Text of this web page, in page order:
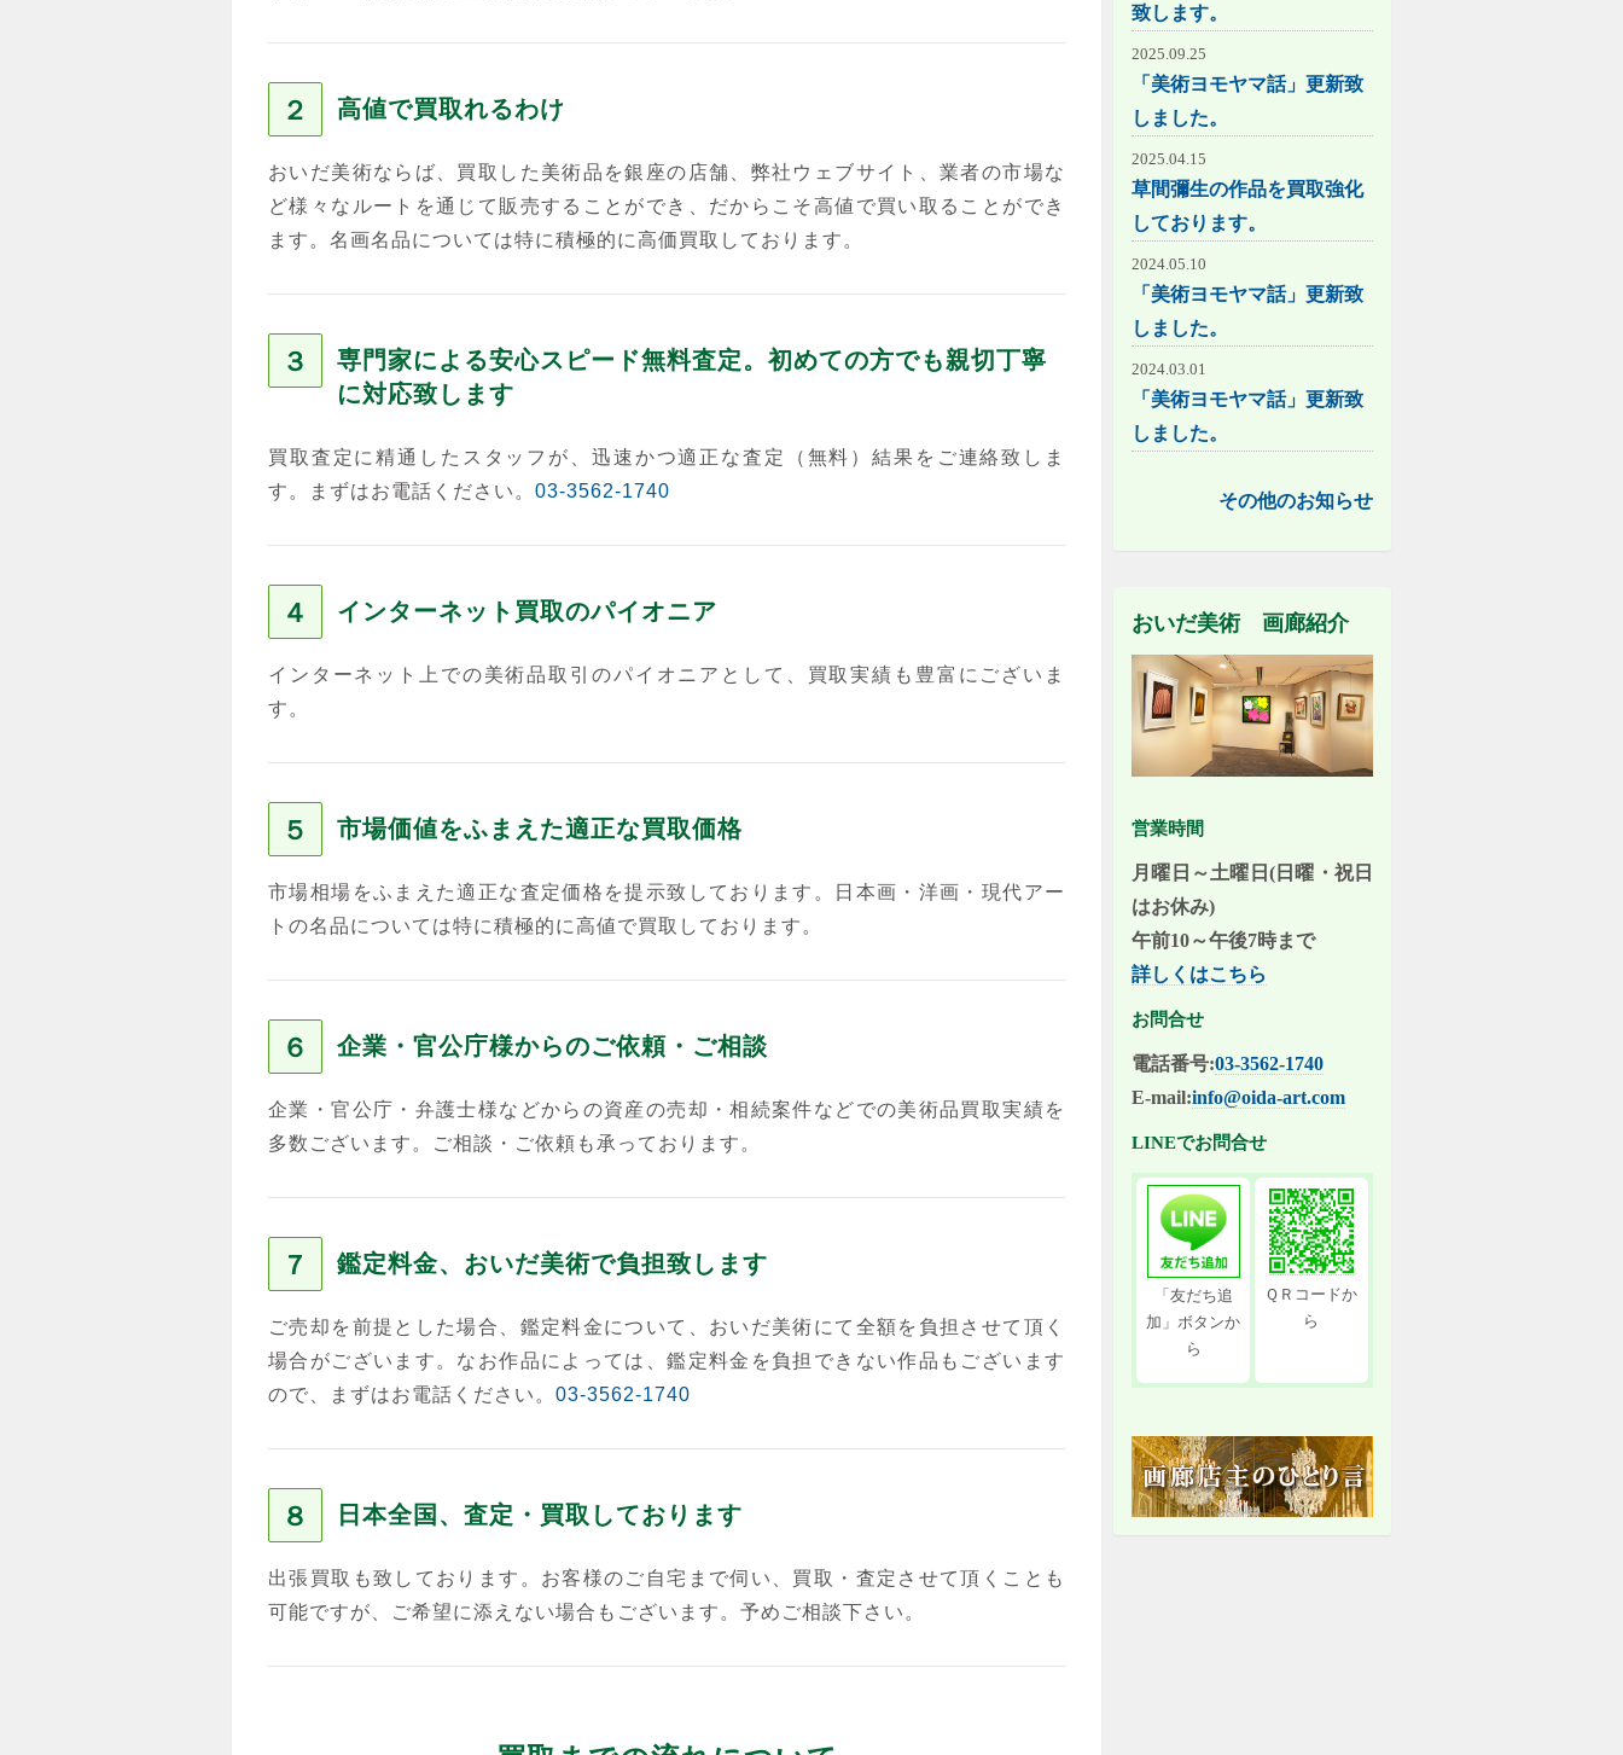
２ 高値で買取れるわけ
おいだ美術ならば、買取した美術品を銀座の店舗、弊社ウェブサイト、業者の市場な
ど様々なルートを通じて販売することができ、だからこそ高値で買い取ることができ
ます。名画名品については特に積極的に高価買取しております。
３
専門家による安心スピード無料査定。初めての方でも親切丁寧
に対応致します
買取査定に精通したスタッフが、迅速かつ適正な査定（無料）結果をご連絡致しま
す。まずはお電話ください。 03-3562-1740
４ インターネット買取のパイオニア
インターネット上での美術品取引のパイオニアとして、買取実績も豊富にございま
す。
５ 市場価値をふまえた適正な買取価格
市場相場をふまえた適正な査定価格を提示致しております。日本画・洋画・現代アー
トの名品については特に積極的に高値で買取しております。
６ 企業・官公庁様からのご依頼・ご相談
企業・官公庁・弁護士様などからの資産の売却・相続案件などでの美術品買取実績を
多数ございます。ご相談・ご依頼も承っております。
７ 鑑定料金、おいだ美術で負担致します
ご売却を前提とした場合、鑑定料金について、おいだ美術にて全額を負担させて頂く
場合がございます。なお作品によっては、鑑定料金を負担できない作品もございます
ので、まずはお電話ください。 03-3562-1740
８ 日本全国、査定・買取しております
出張買取も致しております。お客様のご自宅まで伺い、買取・査定させて頂くことも
可能ですが、ご希望に添えない場合もございます。予めご相談下さい。
致します。
2025.09.25
「美術ヨモヤマ話」更新致
しました。
2025.04.15
草間彌生の作品を買取強化
しております。
2024.05.10
「美術ヨモヤマ話」更新致
しました。
2024.03.01
「美術ヨモヤマ話」更新致
しました。
その他のお知らせ
おいだ美術 画廊紹介
営業時間
月曜日～土曜日(日曜・祝日
はお休み)
午前10～午後7時まで
詳しくはこちら
お問合せ
電話番号:03-3562-1740
E-mail:info@oida-art.com
LINEでお問合せ
「友だち追
加」ボタンか
ら
ＱＲコードか
ら